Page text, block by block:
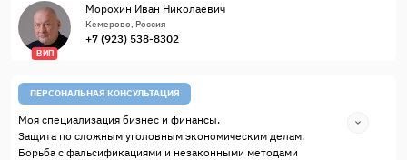
ВИП
Морохин Иван Николаевич
Кемерово, Россия
+7 (923) 538-8302
ПЕРСОНАЛЬНАЯ КОНСУЛЬТАЦИЯ
Моя специализация бизнес и финансы.
Защита по сложным уголовным экономическим делам.
Борьба с фальсификациями и незаконными методами